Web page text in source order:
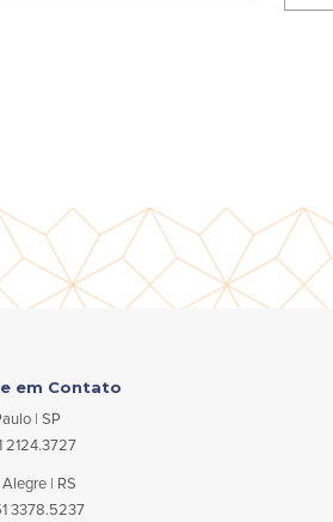
em Contato
| SP
2124.3727
Alegre | RS
3378.5237